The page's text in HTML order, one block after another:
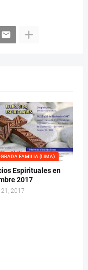
FAMILIA (LIMA)
Espirituales en
2017
2017